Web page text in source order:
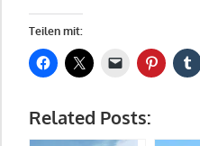
Teilen mit:
Related Posts: